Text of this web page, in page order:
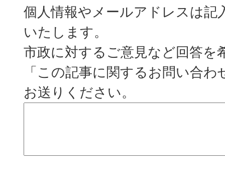
個人情報やメールアドレスは記
いたします。
市政に対するご意見など回答を
「この記事に関するお問い合
お送りください。